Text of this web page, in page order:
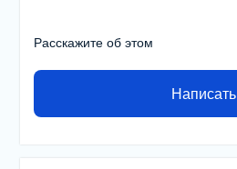
Расскажите об этом
Написать